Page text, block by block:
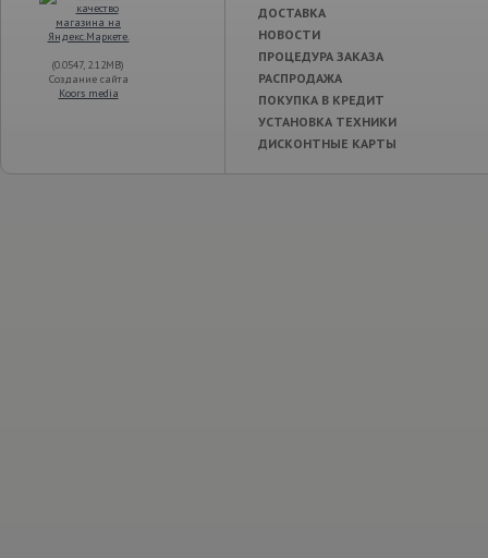
(0.0547, 2.12MB)
Создание сайта
Koors media
ДОСТАВКА
НОВОСТИ
ПРОЦЕДУРА ЗАКАЗА
РАСПРОДАЖА
ПОКУПКА В КРЕДИТ
УСТАНОВКА ТЕХНИКИ
ДИСКОНТНЫЕ КАРТЫ